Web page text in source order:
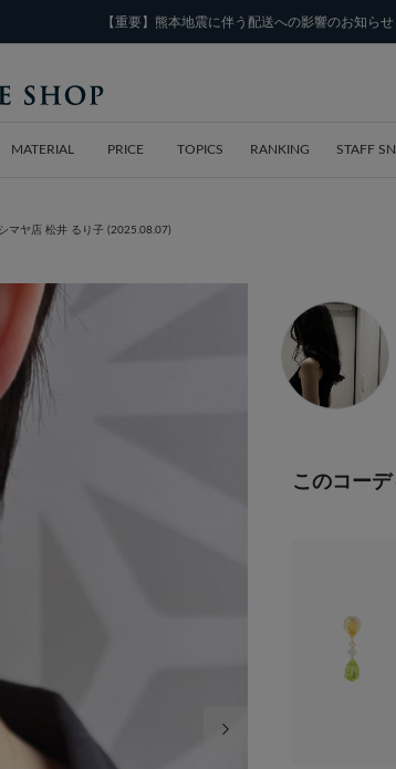
【重要】熊本地震に伴う配送への影響のお知らせ
MATERIAL PRICE TOPICS RANKING STAFF
マヤ店 松井 るり子 (2025.08.07)
このコー